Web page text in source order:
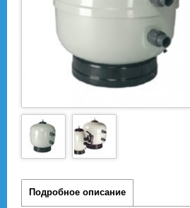
Подробное описание